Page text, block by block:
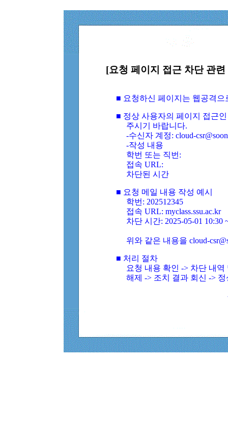
[요청 페이지 접근 차단 관
■ 요청하신 페이지는 웹공격
■ 정상 사용자의 페이지 접근
주시기 바랍니다.
-수신자 계정: cloud-
-작성 내용
학번 또는 직번:
접속 URL:
차단된 시간
■ 요청 메일 내용 작성 예시
학번: 202512345
접속 URL: myclass.ssu.ac.kr
차단 시간: 2025-05-01 10:30
위와 같은 내용을 cloud-
■ 처리 절차
요청 내용 확인 -> 차단 내
해제 -> 조치 결과 회신 ->